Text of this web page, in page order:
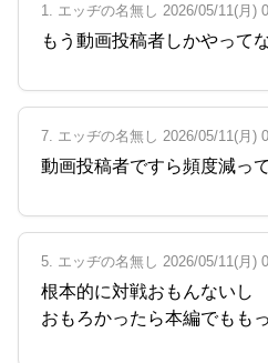
1. エッヂの名無し 2026/05/11(月)
もう動画投稿者しかやって
7. エッヂの名無し 2026/05/11(月)
動画投稿者ですら頻度減っ
5. エッヂの名無し 2026/05/11(月)
根本的に対戦おもんないし
おもろかったら本編でもも